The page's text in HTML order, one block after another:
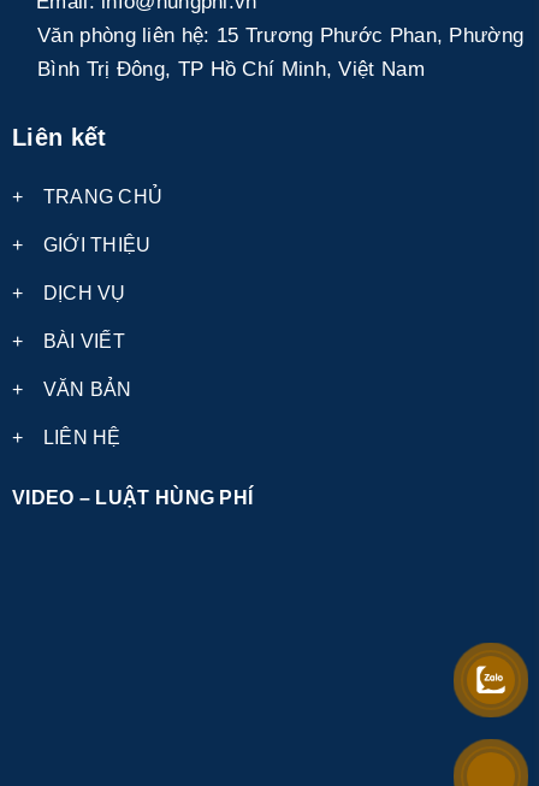
Văn phòng liên hệ: 15 Trương Phước Phan, Phường
Bình Trị Đông, TP Hồ Chí Minh, Việt Nam
Liên kết
+ TRANG CHỦ
+ GIỚI THIỆU
+ DỊCH VỤ
+ BÀI VIẾT
+ VĂN BẢN
+ LIÊN HỆ
VIDEO – LUẬT HÙNG PHÍ